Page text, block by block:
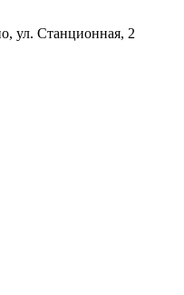
ул. Станционная, 2